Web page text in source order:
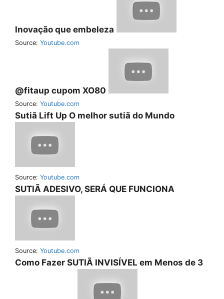
Inovação que embeleza
Source: Youtube.com
@fitaup cupom XO80
Source: Youtube.com
Sutiã Lift Up O melhor sutiã do Mundo
Source: Youtube.com
SUTIÃ ADESIVO, SERÁ QUE FUNCIONA
Source: Youtube.com
Como Fazer SUTIÃ INVISÍVEL em Menos de 3